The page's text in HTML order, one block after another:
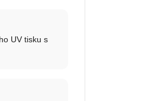
UV tisku s